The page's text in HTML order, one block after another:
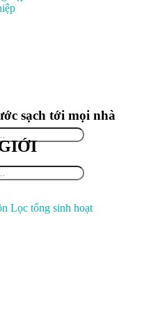
sạch tới mọi nhà
Lọc tổng sinh hoạt